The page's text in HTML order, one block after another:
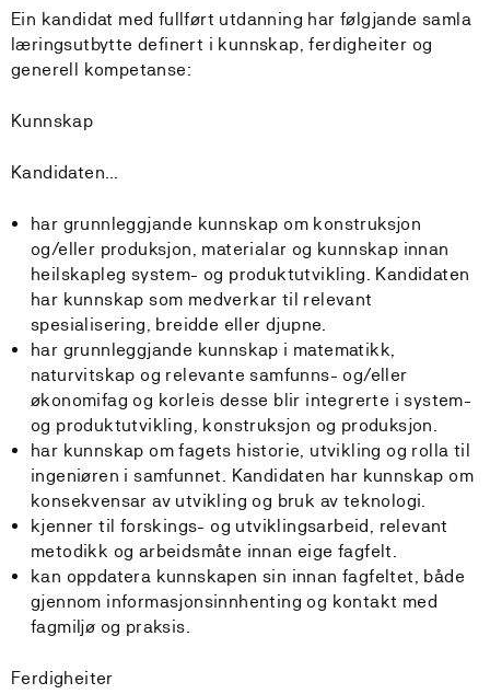
Ein kandidat med fullført utdanning har følgjande samla
læringsutbytte definert i kunnskap, ferdigheiter og
generell kompetanse:
Kunnskap
Kandidaten…
har grunnleggjande kunnskap om konstruksjon
og/eller produksjon, materialar og kunnskap innan
heilskapleg system- og produktutvikling. Kandidaten
har kunnskap som medverkar til relevant
spesialisering, breidde eller djupne.
har grunnleggjande kunnskap i matematikk,
naturvitskap og relevante samfunns- og/eller
økonomifag og korleis desse blir integrerte i system-
og produktutvikling, konstruksjon og produksjon.
har kunnskap om fagets historie, utvikling og rolla til
ingeniøren i samfunnet. Kandidaten har kunnskap om
konsekvensar av utvikling og bruk av teknologi.
kjenner til forskings- og utviklingsarbeid, relevant
metodikk og arbeidsmåte innan eige fagfelt.
kan oppdatera kunnskapen sin innan fagfeltet, både
gjennom informasjonsinnhenting og kontakt med
fagmiljø og praksis.
Ferdigheiter